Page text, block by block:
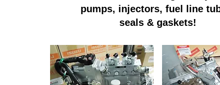
pumps, injectors, fuel line
seals & gaskets!